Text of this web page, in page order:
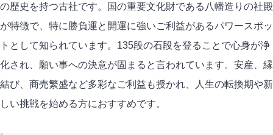
の歴史を持つ古社です。国の重要文化財である八幡造りの社殿
が特徴で、特に勝負運と開運に強いご利益があるパワースポッ
トとして知られています。135段の石段を登ることで心身が浄
化され、願い事への決意が固まると言われています。安産、縁
結び、商売繁盛など多彩なご利益も授かれ、人生の転換期や新
しい挑戦を始める方におすすめです。